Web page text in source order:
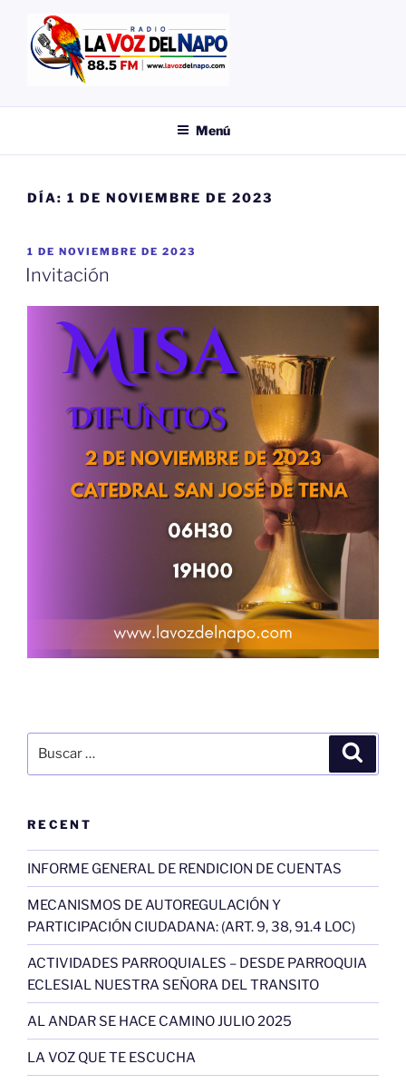
contenido
EMISORA
Menú
DÍA: 1 DE NOVIEMBRE DE 2023
PUBLICADO
EL
1 DE NOVIEMBRE DE 2023
Invitación
por:
RECENT
INFORME GENERAL DE RENDICION DE CUENTAS
MECANISMOS DE AUTOREGULACIÓN Y
PARTICIPACIÓN CIUDADANA: (ART. 9, 38, 91.4 LOC)
ACTIVIDADES PARROQUIALES – DESDE PARROQUIA
ECLESIAL NUESTRA SEÑORA DEL TRANSITO
AL ANDAR SE HACE CAMINO JULIO 2025
LA VOZ QUE TE ESCUCHA